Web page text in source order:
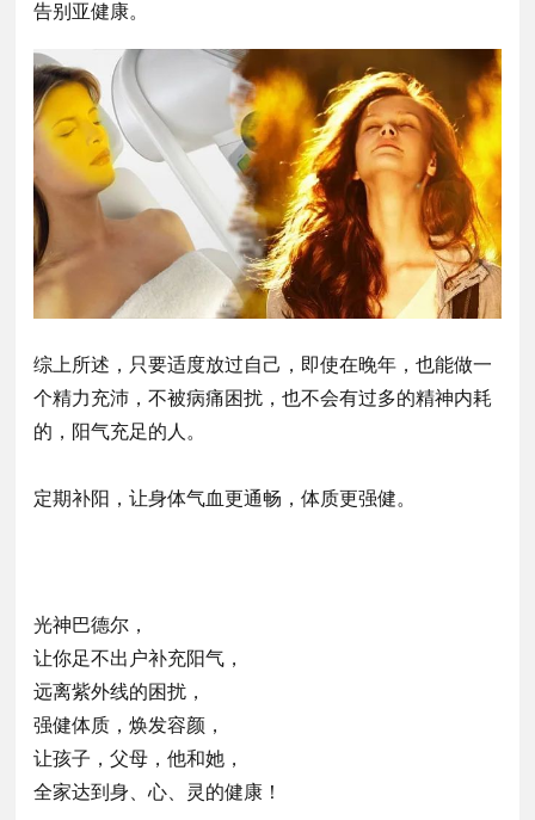
告别亚健康。
综上所述，只要适度放过自己，即使在晚年，也能做一
个精力充沛，不被病痛困扰，也不会有过多的精神内耗
的，阳气充足的人。
定期补阳，让身体气血更通畅，体质更强健。
光神巴德尔，
让你足不出户补充阳气，
远离紫外线的困扰，
强健体质，焕发容颜，
让孩子，父母，他和她，
全家达到身、心、灵的健康！